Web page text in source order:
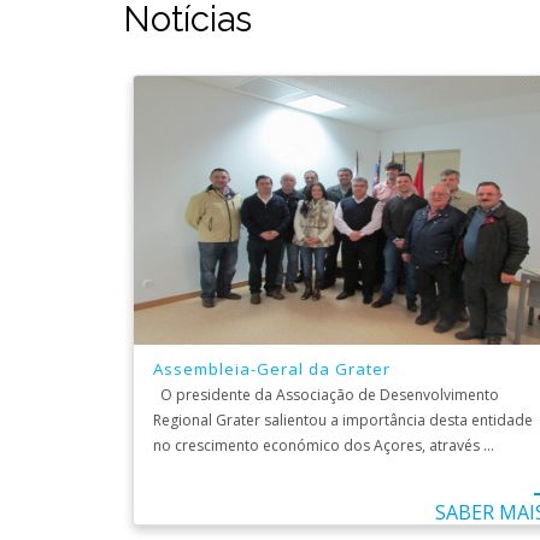
Notícias
Assembleia-Geral da Grater
O presidente da Associação de Desenvolvimento
Regional Grater salientou a importância desta entidade
no crescimento económico dos Açores, através ...
SABER